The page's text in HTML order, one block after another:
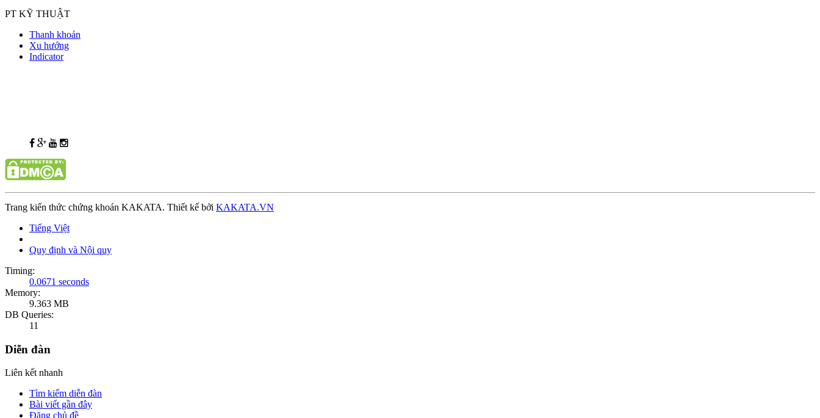
PT KỸ THUẬT
Thanh khoản
Xu hướng
Indicator
Trang kiến thức chứng khoán KAKATA. Thiết kế bởi KAKATA.VN
Tiếng Việt
Quy định và Nội quy
Timing:
0.0671 seconds
Memory:
9.363 MB
DB Queries:
11
Diễn đàn
Liên kết nhanh
Tìm kiếm diễn đàn
Bài viết gần đây
Đăng chủ đề